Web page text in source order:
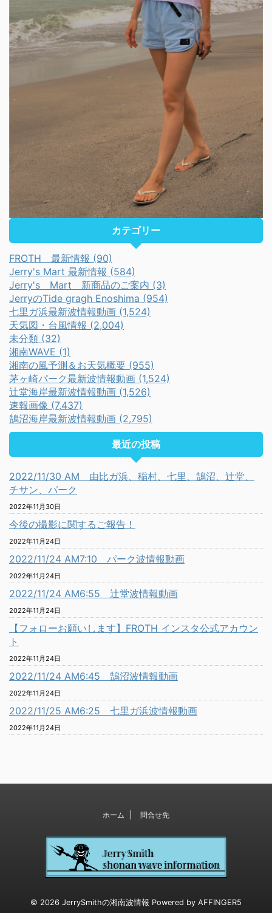
カテゴリー
FROTH 最新情報 (90)
Jerry's Mart 最新情報 (584)
Jerry's Mart 新商品のご案内 (3)
JerryのTide gragh Enoshima (954)
七里ガ浜最新波情報動画 (1,524)
天気図・台風情報 (2,004)
未分類 (32)
湘南WAVE (1)
湘南の風予測＆お天気概要 (955)
茅ヶ崎パーク最新波情報動画 (1,524)
辻堂海岸最新波情報動画 (1,526)
速報画像 (7,437)
鵠沼海岸最新波情報動画 (2,795)
最近の投稿
2022/11/30 AM 由比ガ浜、稲村、七里、鵠沼、辻堂、
チサン、パーク
2022年11月30日
今後の撮影に関するご報告！
2022年11月24日
2022/11/24 AM7:10 パーク波情報動画
2022年11月24日
2022/11/24 AM6:55 辻堂波情報動画
2022年11月24日
【フォローお願いします】FROTH インスタ公式アカウン
ト
2022年11月24日
2022/11/24 AM6:45 鵠沼波情報動画
2022年11月24日
2022/11/25 AM6:25 七里ガ浜波情報動画
2022年11月24日
ホーム 問合せ先
© 2026 JerrySmithの湘南波情報 Powered by AFFINGER5